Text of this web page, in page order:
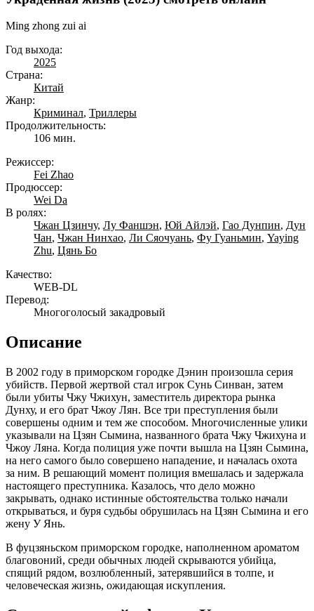
Ming zhong zui ai
Год выхода:
2025
Страна:
Китай
Жанр:
Криминал, Триллеры
Продолжительность:
106 мин.
Режиссер:
Fei Zhao
Продюссер:
Wei Da
В ролях:
Чжан Цзинчу, Лу Фаншэн, Юй Айлэй, Гао Дунпин, Дун
Чан, Чжан Нинхао, Ли Сяочуань, Фу Гуаньмин, Yaying
Zhu, Цянь Бо
Качество:
WEB-DL
Перевод:
Многоголосый закадровый
Описание
В 2002 году в приморском городке Дэнин произошла серия
убийств. Первой жертвой стал игрок Сунь Синван, затем
были убиты Чжу Чжихун, заместитель директора рынка
Дунху, и его брат Чжоу Лян. Все три преступления были
совершены одним и тем же способом. Многочисленные улики
указывали на Цзян Сымина, названного брата Чжу Чжихуна и
Чжоу Ляна. Когда полиция уже почти вышла на Цзян Сымина,
на него самого было совершено нападение, и началась охота
за ним. В решающий момент полиция вмешалась и задержала
настоящего преступника. Казалось, что дело можно
закрывать, однако истинные обстоятельства только начали
открываться, и буря судьбы обрушилась на Цзян Сымина и его
жену У Янь.
В фуцзяньском приморском городке, наполненном ароматом
благовоний, среди обычных людей скрываются убийца,
спящий рядом, возлюбленный, затерявшийся в толпе, и
человеческая жизнь, ожидающая искупления.